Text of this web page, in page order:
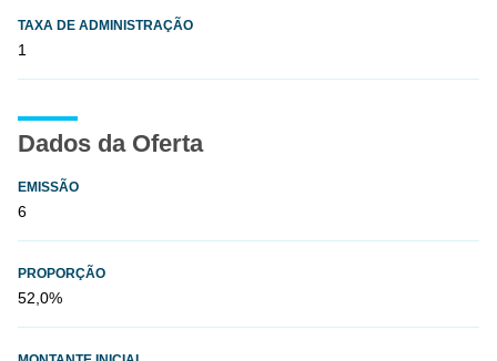
TAXA DE ADMINISTRAÇÃO
1
Dados da Oferta
EMISSÃO
6
PROPORÇÃO
52,0%